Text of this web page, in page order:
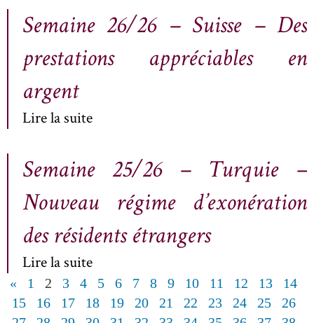
Semaine 26/26 – Suisse – Des
prestations appréciables en
argent
Lire la suite
Semaine 25/26 – Turquie –
Nouveau régime d’exonération
des résidents étrangers
Lire la suite
« 1 2 3 4 5 6 7 8 9 10 11 12 13
14
15
16 17 18 19 20 21 22 23 24 25
26